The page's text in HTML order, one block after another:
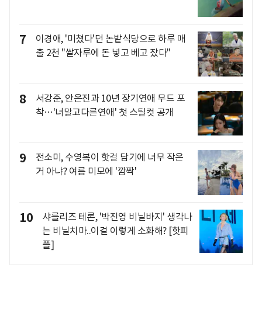
7
이경애, '미쳤다'던 논밭식당으로 하루 매
출 2천 "쌀자루에 돈 넣고 베고 잤다"
8
서강준, 안은진과 10년 장기연애 무드 포
착…'너말고다른연애' 첫 스틸컷 공개
9
전소미, 수영복이 핫걸 담기에 너무 작은
거 아냐? 여름 미모에 '깜짝'
10
샤를리즈 테론, '박진영 비닐바지' 생각나
는 비닐치마..이걸 이렇게 소화해? [핫피
플]